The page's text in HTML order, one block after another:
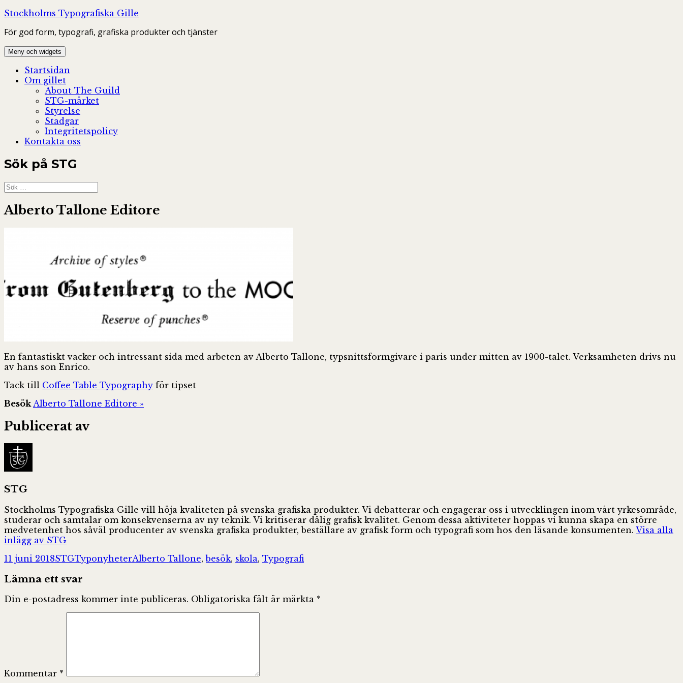
Hoppa
innehåll
Stockholms Typografiska Gille
För god form, typografi, grafiska produkter och tjänster
Meny och widgets
Startsidan
Om gillet
About The Guild
STG-märket
Styrelse
Stadgar
Integritetspolicy
Kontakta oss
Sök på STG
Sök
efter:
Alberto Tallone Editore
En fantastiskt vacker och intressant sida med arbeten av Alberto Tallone, typsnittsformgivare i paris under mitten av 1900-talet. Verksamheten drivs nu
av hans son Enrico.
Tack till Coffee Table Typography för tipset
Besök Alberto Tallone Editore »
Publicerat av
STG
Stockholms Typografiska Gille vill höja kvaliteten på svenska grafiska produkter. Vi debatterar och engagerar oss i utvecklingen inom vårt yrkesområde,
studerar och samtalar om konsekvenserna av ny teknik. Vi kritiserar dålig grafisk kvalitet. Genom dessa aktiviteter hoppas vi kunna skapa en större
medvetenhet hos såväl producenter av svenska grafiska produkter, beställare av grafisk form och typografi som hos den läsande konsumenten. Visa alla
inlägg av STG
Postat
11 juni 2018Författare
STGKategorier
TyponyheterTaggar
Alberto Tallone,besök, skola, Typografi
Lämna ett svar
Din e-postadress kommer inte publiceras. Obligatoriska fält är märkta *
Kommentar *